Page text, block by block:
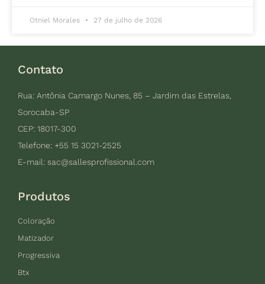
Otniel Morales 27 de julho de 2026
Contato
Rua: Antônia Camargo Nunes, 85 – Jardim das Estrelas,
Sorocaba-SP
CEP: 18017-300
Telefone: +55 15 3021-2525
E-mail: sac@sallesprofissional.com
Produtos
Coloração
Matizador
Progressiva
Btx